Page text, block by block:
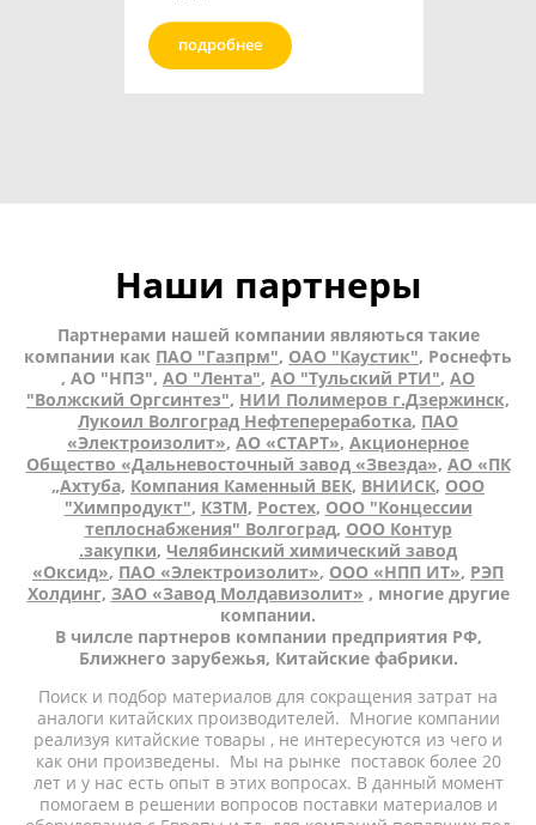
подробнее
Наши партнеры
Партнерами нашей компании являються такие
компании как ПАО "Газпрм", ОАО "Каустик", Роснефть
, АО "НПЗ", АО "Лента", АО "Тульский РТИ", АО
"Волжский Оргсинтез", НИИ Полимеров г.Дзержинск,
Лукоил Волгоград Нефтепереработка, ПАО
«Электроизолит», АО «СТАРТ», Акционерное
Общество «Дальневосточный завод «Звезда», АО «ПК
„Ахтуба, Компания Каменный ВЕК, ВНИИСК, ООО
"Химпродукт", КЗТМ, Ростех, ООО "Концессии
теплоснабжения" Волгоград, ООО Контур
.закупки, Челябинский химический завод
«Оксид», ПАО «Электроизолит», ООО «НПП ИТ», РЭП
Холдинг, ЗАО «Завод Молдавизолит» , многие другие
компании.
В чилсле партнеров компании предприятия РФ,
Ближнего зарубежья, Китайские фабрики.
Поиск и подбор материалов для сокращения затрат на
аналоги китайских производителей. Многие компании
реализуя китайские товары , не интересуются из чего и
как они произведены. Мы на рынке поставок более 20
лет и у нас есть опыт в этих вопросах. В данный момент
помогаем в решении вопросов поставки материалов и